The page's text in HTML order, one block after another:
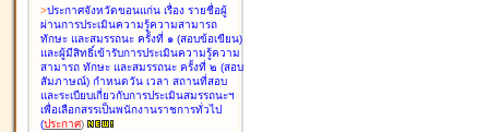
>ประกาศจังหวัดขอนแก่น เรื่อง รายชื่อผู้
ผ่านการประเมินความรู้ความสามารถ
ทักษะ และสมรรถนะ ครั้งที่ ๑ (สอบข้อเขียน)
และผู้มีสิทธิ์เข้ารับการประเมินความรู้ความ
สามารถ ทักษะ และสมรรถนะ ครั้งที่ ๒ (สอบ
สัมภาษณ์) กำหนดวัน เวลา สถานที่สอบ
และระเบียบเกี่ยวกับการประเมินสมรรถนะฯ
เพื่อเลือกสรรเป็นพนักงานราชการทั่วไป
(ประกาศ)